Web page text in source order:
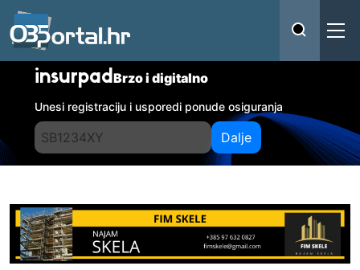
insurpadBrzo i digitalno
Unesi registraciju i usporedi ponude osiguranja
Dalje